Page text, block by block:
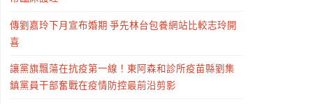
傳劉嘉玲下月宣布婚期 爭先林台包養網站比較志玲開
喜
讓黨旗飄蕩在抗疫第一線！東阿森和診所疫苗縣劉集
鎮黨員干部奮戰在疫情防控最前沿剪影